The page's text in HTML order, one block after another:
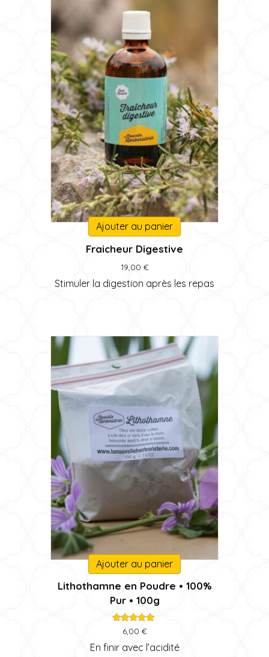
Ajouter au panier
Fraicheur Digestive
19,00 €
Stimuler la digestion après les repas
Ajouter au panier
Lithothamne en Poudre • 100%
Pur • 100g
Note
5.00
sur 5
6,00 €
En finir avec l’acidité